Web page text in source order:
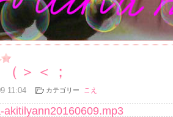
（＞＜；
11:04 カテゴリー こえ
akitilyann20160609.mp3